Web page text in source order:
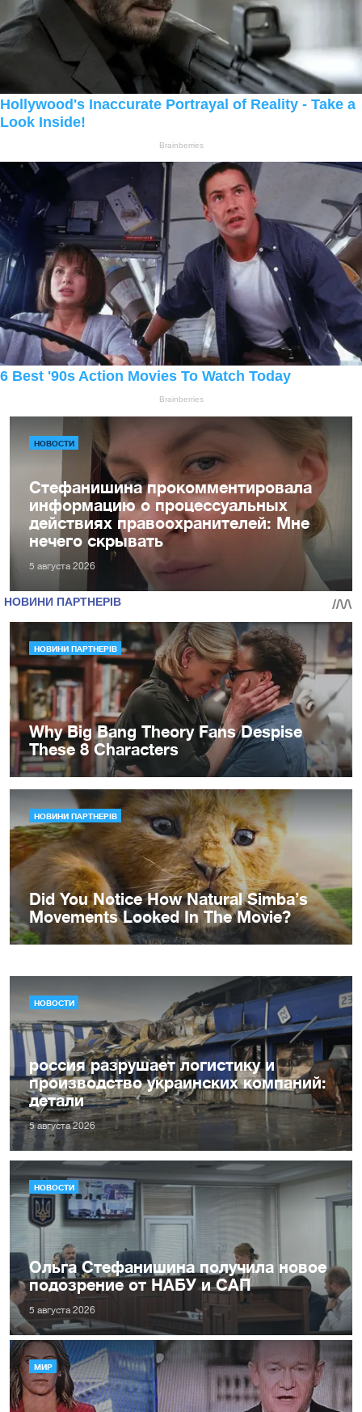
НОВОСТИ
Стефанишина прокомментировала
информацию о процессуальных
действиях правоохранителей: Мне
нечего скрывать
5 августа 2026
НОВОСТИ
россия разрушает логистику и
производство украинских компаний:
детали
5 августа 2026
НОВОСТИ
Ольга Стефанишина получила новое
подозрение от НАБУ и САП
5 августа 2026
МИР